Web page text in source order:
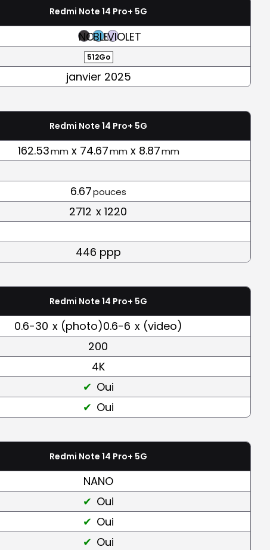
Redmi Note 14 Pro+ 5G
NOIRBLEUVIOLET
512Go
janvier 2025
Redmi Note 14 Pro+ 5G
162.53mm x 74.67mm x 8.87mm
6.67pouces
2712 x 1220
446 ppp
Redmi Note 14 Pro+ 5G
0.6-30 x (photo)0.6-6 x (video)
200
4K
Oui
Oui
Redmi Note 14 Pro+ 5G
NANO
Oui
Oui
Oui